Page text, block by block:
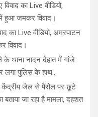
का Live वीडियो,
में हुआ जमकर विवाद।
का Live वीडियो, अमरपाटन
विवाद।
थाना नादन देहात में गांजे
लगा पुलिस के हाथ..
केंद्रीय जेल से पैरोल पर छूटे
जा रहा है मामला, दहशत